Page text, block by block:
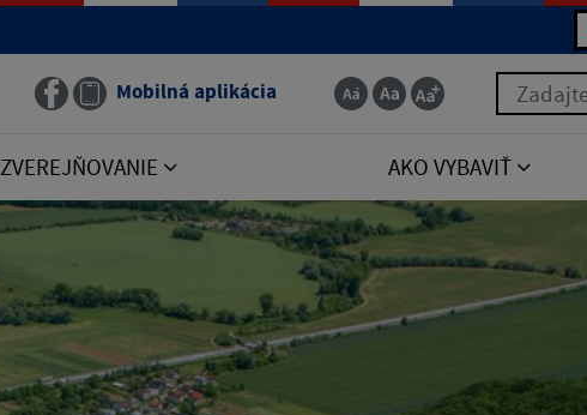
Mobilná aplikácia Zadajte
ZVEREJŇOVANIE AKO VYBAVIŤ